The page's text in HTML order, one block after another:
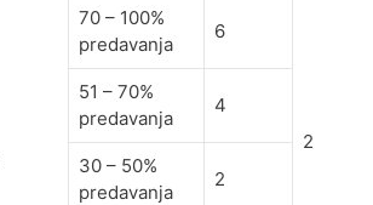
70 – 100%
predavanja
6
2
51 – 70%
predavanja
4
30 – 50%
predavanja
2